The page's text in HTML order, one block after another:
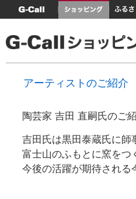
アーティストのご紹介
陶芸家 吉田 直嗣氏のご紹
吉田氏は黒田泰蔵氏に師
富士山のふもとに窯をつ
今後の活躍が期待される